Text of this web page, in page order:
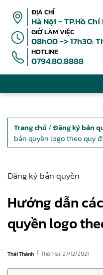
ĐỊA CHỈ
Hà Nội - TP.Hồ
GIỜ LÀM VIỆC
08h00 -> 17h30:
HOTLINE
0794.80.8888
Trang chủ /Đăng ký bản
bản quyền logo theo quy
Đăng ký bản quyền
Hướng dẫn
quyền logo
Thái Thành | Thứ Hai, 27/12/2021